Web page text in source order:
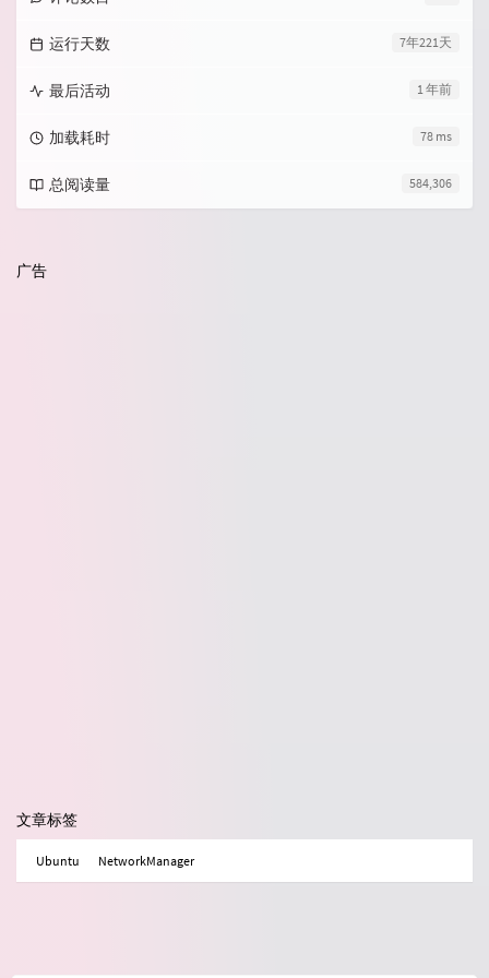
7年221天
运行天数
1 年前
最后活动
78 ms
加载耗时
584,306
总阅读量
广告
文章标签
Ubuntu NetworkManager